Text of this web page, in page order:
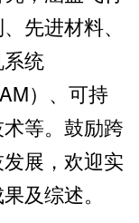
先进材料、
统
）、可持
等。鼓励跨
展，欢迎实
及综述。